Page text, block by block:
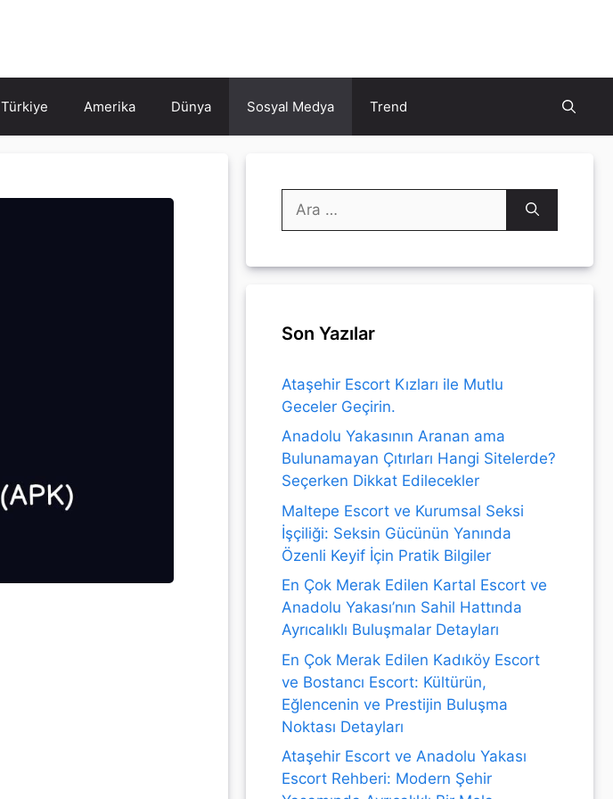
Türkiye Amerika Dünya Sosyal Medya Trend
ara
Son Yazılar
Ataşehir Escort Kızları ile Mutlu
Geceler Geçirin.
Anadolu Yakasının Aranan ama
Bulunamayan Çıtırları Hangi Sitelerde?
Seçerken Dikkat Edilecekler
Maltepe Escort ve Kurumsal Seksi
İşçiliği: Seksin Gücünün Yanında
Özenli Keyif İçin Pratik Bilgiler
En Çok Merak Edilen Kartal Escort ve
Anadolu Yakası’nın Sahil Hattında
Ayrıcalıklı Buluşmalar Detayları
En Çok Merak Edilen Kadıköy Escort
ve Bostancı Escort: Kültürün,
Eğlencenin ve Prestijin Buluşma
Noktası Detayları
Ataşehir Escort ve Anadolu Yakası
Escort Rehberi: Modern Şehir